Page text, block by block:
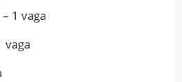
1 vaga
vaga